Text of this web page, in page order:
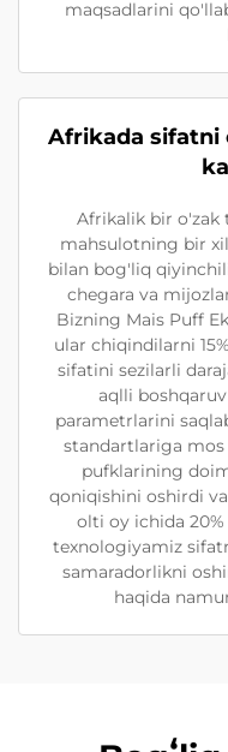
maqsadlarini
Afrikada sifatni
Afrikalik bir o'zak
mahsulotning bir
bilan bog'liq
chegara va
Bizning Mais Puff
ular chiqindilarni
sifatini sezilarli
aqlli
parametrlarini
standartlariga
pufklarining
qoniqishini oshirdi
olti oy ichida
texnologiyamiz
samaradorlikni
haqida